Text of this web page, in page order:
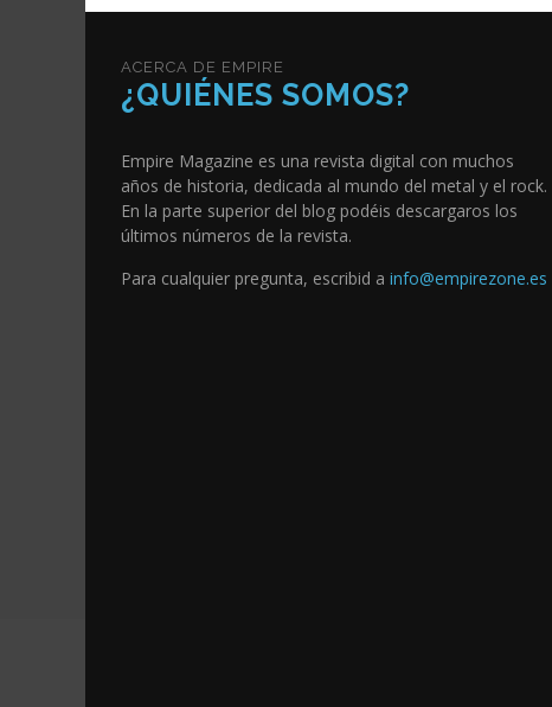
ACERCA DE EMPIRE
¿QUIÉNES SOMOS?
Empire Magazine es una revista digital con muchos
años de historia, dedicada al mundo del metal y el rock.
En la parte superior del blog podéis descargaros los
últimos números de la revista.
Para cualquier pregunta, escribid a info@empirezone.es